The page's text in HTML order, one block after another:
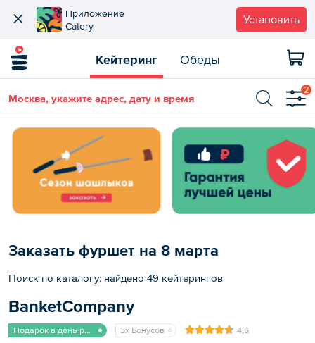
Приложение
Catery
Установить
Кейтеринг Обеды
Москва, укажите адрес, дату и время
2
Заказать фуршет на 8 марта
Поиск по каталогу: найдено 49 кейтерингов
BanketCompany
Подарок в день рождения 3x Бонусов 4,6